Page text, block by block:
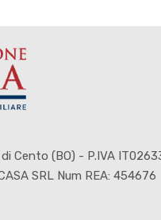
Cento (BO) - P.IVA
SRL Num REA: 454676